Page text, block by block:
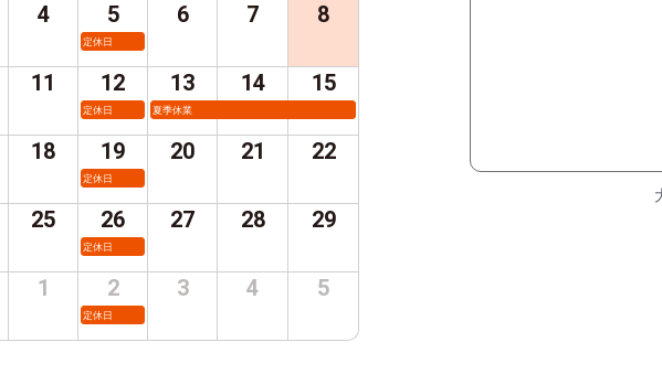
4 5
定休日
6 7 8
11 12
定休日
13
夏季休業
14 15
18 19
定休日
20 21 22
25 26
定休日
27 28 29
1 2
定休日
3 4 5